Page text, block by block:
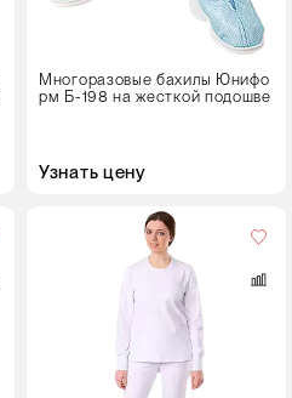
Многоразовые бахилы Юнифо
рм Б-198 на жесткой подошве
Узнать цену